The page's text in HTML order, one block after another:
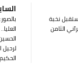
نخبة
الثامن